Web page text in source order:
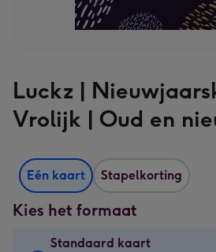
Luckz |
Vrolijk | Oud en
Eén kaart Stapelkorting
Kies het formaat
Standaard kaart